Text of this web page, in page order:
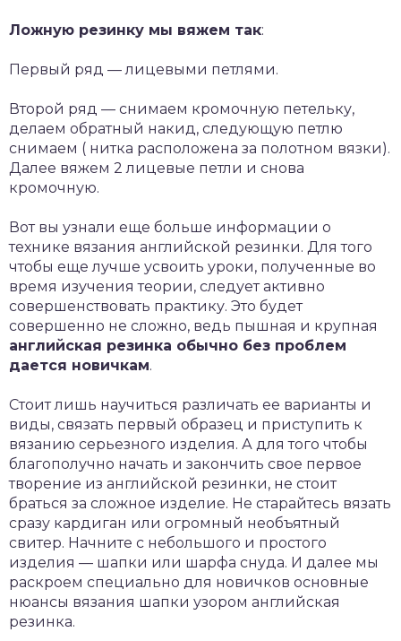
Ложную резинку мы вяжем так:
Первый ряд — лицевыми петлями.
Второй ряд — снимаем кромочную петельку,
делаем обратный накид, следующую петлю
снимаем ( нитка расположена за полотном вязки).
Далее вяжем 2 лицевые петли и снова
кромочную.
Вот вы узнали еще больше информации о
технике вязания английской резинки. Для того
чтобы еще лучше усвоить уроки, полученные во
время изучения теории, следует активно
совершенствовать практику. Это будет
совершенно не сложно, ведь пышная и крупная
английская резинка обычно без проблем
дается новичкам.
Стоит лишь научиться различать ее варианты и
виды, связать первый образец и приступить к
вязанию серьезного изделия. А для того чтобы
благополучно начать и закончить свое первое
творение из английской резинки, не стоит
браться за сложное изделие. Не старайтесь вязать
сразу кардиган или огромный необъятный
свитер. Начните с небольшого и простого
изделия — шапки или шарфа снуда. И далее мы
раскроем специально для новичков основные
нюансы вязания шапки узором английская
резинка.